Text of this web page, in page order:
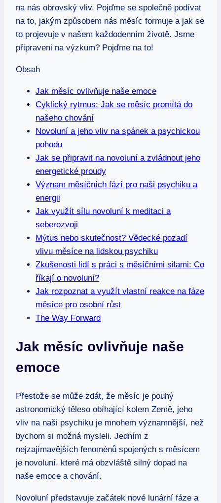
na nás obrovský vliv. Pojďme se společně podívat
na to, jakým způsobem nás měsíc formuje a jak se
to projevuje v našem každodenním životě. Jsme
připraveni na výzkum? Pojďme na to!
Obsah
Jak měsíc ovlivňuje naše emoce
Cyklický rytmus: Jak se měsíc promítá do
našeho chování
Novoluní a jeho vliv na spánek a psychickou
pohodu
Jak se připravit na novoluní a zvládnout jeho
energetické proudy
Význam měsíčních fází pro naši psychiku a
energii
Jak využít sílu novoluní k meditaci a
seberozvoji
Mýtus nebo skutečnost? Vědecké pozadí
vlivu měsíce na lidskou psychiku
Zkušenosti lidí s práci s měsíčními silami: Co
říkají o novoluní?
Jak rozpoznat a využít vlastní reakce na fáze
měsíce pro osobní růst
The Way Forward
Jak měsíc ovlivňuje naše
emoce
Přestože se může zdát, že měsíc je pouhý
astronomický těleso obíhající kolem Země, jeho
vliv na naši psychiku je mnohem významnější, než
bychom si možná mysleli. Jedním z
nejzajímavějších fenoménů spojených s měsícem
je novoluní, které má obzvláště silný dopad na
naše emoce a chování.
Novoluní představuje začátek nové lunární fáze a